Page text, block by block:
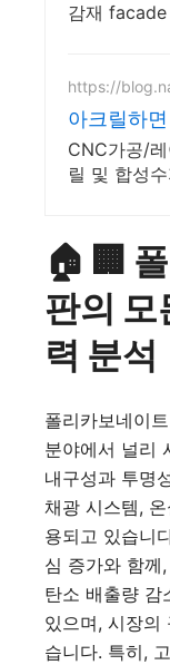
감재
https://
아크릴하
라 !
CNC가공/
릴 및 합성
🏠 🏢
판의 모
력 분석
폴리카보네이
분야에서 널리
내구성과 투명
채광 시스템,
용되고 있습니
심 증가와 함께
탄소 배출량 감
있으며, 시장의
습니다. 특히,